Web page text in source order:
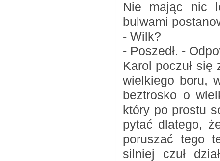
Nie mając nic
bulwami
- Wilk?
- Poszedł. -
Karol poczuł się
wielkiego boru,
beztrosko o
który po prostu
pytać dlatego,
poruszać tego
silniej czuł